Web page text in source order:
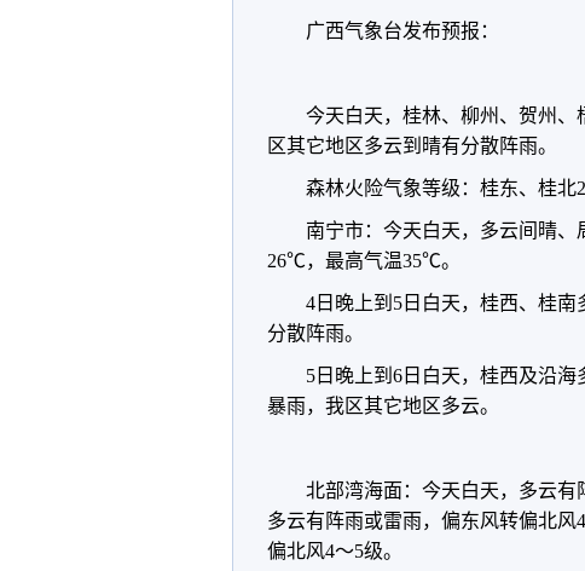
广西气象台发布预报：
今天白天，桂林、柳州、贺州
区其它地区多云到晴有分散阵雨。
森林火险气象等级：桂东、桂北
南宁市：今天白天，多云间晴
26℃，最高气温35℃。
4日晚上到5日白天，桂西、桂
分散阵雨。
5日晚上到6日白天，桂西及沿
暴雨，我区其它地区多云。
北部湾海面：今天白天，多云有
多云有阵雨或雷雨，偏东风转偏北风
偏北风4～5级。